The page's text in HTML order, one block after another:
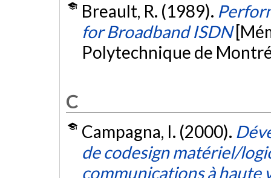
Breault, R. (1989).
for Broadband ISDN
Polytechnique de
C
Campagna, I. (2000).
de codesign matériel/
communications à haute